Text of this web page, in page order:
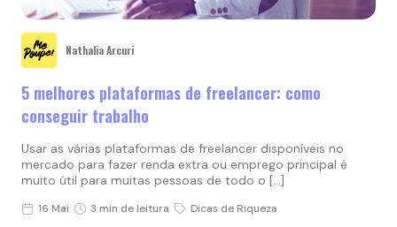
Nathalia Arcuri
5 melhores plataformas de freelancer: como
conseguir trabalho
Usar as várias plataformas de freelancer disponíveis no
mercado para fazer renda extra ou emprego principal é
muito útil para muitas pessoas de todo o […]
16 Mai 3 min de leitura Dicas de Riqueza